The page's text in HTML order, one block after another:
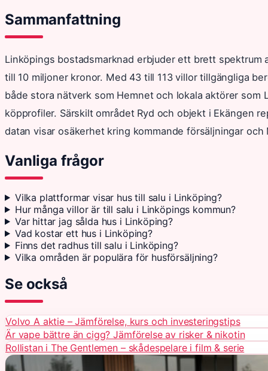
Sammanfattning
Linköpings bostadsmarknad erbjuder ett brett
till 10 miljoner kronor. Med 43 till 113 villor tillgängliga
både stora nätverk som Hemnet och lokala aktörer
köpprofiler. Särskilt området Ryd och objekt i Ekängen
datan visar osäkerhet kring kommande försäljningar
Vanliga frågor
Vilka plattformar visar hus till salu i Linköping?
Hur många villor är till salu i Linköpings kommun?
Var hittar jag sålda hus i Linköping?
Vad kostar ett hus i Linköping?
Finns det radhus till salu i Linköping?
Vilka områden är populära för husförsäljning?
Se också
Volvo A aktie – Jämförelse, kurs och investeringstips
Är vape bättre än cigg? Jämförelse av risker & nikotin
Rollistan i The Gentlemen – skådespelare i film & serie